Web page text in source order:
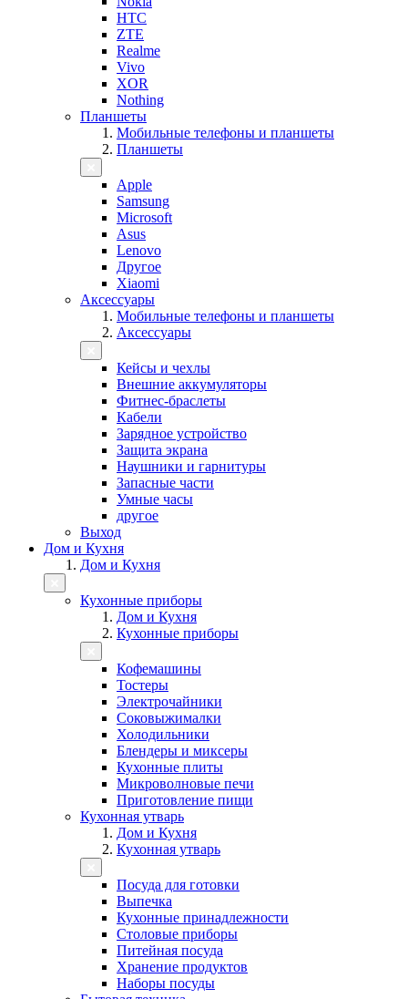
HTC
ZTE
Realme
Vivo
XOR
Nothing
Планшеты
Мобильные телефоны и планшеты
Планшеты
Apple
Samsung
Microsoft
Asus
Lenovo
Другое
Xiaomi
Аксессуары
Мобильные телефоны и планшеты
Аксессуары
Кейсы и чехлы
Внешние аккумуляторы
Фитнес-браслеты
Кабели
Зарядное устройство
Защита экрана
Наушники и гарнитуры
Запасные части
Умные часы
другое
Выход
Дом и Кухня
Дом и Кухня
Кухонные приборы
Дом и Кухня
Кухонные приборы
Кофемашины
Тостеры
Электрочайники
Соковыжималки
Холодильники
Блендеры и миксеры
Кухонные плиты
Микроволновые печи
Приготовление пищи
Кухонная утварь
Дом и Кухня
Кухонная утварь
Посуда для готовки
Выпечка
Кухонные принадлежности
Столовые приборы
Питейная посуда
Хранение продуктов
Наборы посуды